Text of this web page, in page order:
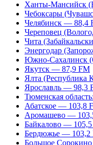
Ханты-Мансийск
Чебоксары
Челябинск — 88,4
Череповец
Чита
Энергодар
Южно-Сахалинск
Якутск — 87,9 FM
Ялта
Ярославль — 98,3
Тюменская область:
Абатское — 103,8
Аромашево —
Байкалово —
Бердюжье — 103,2
Большое